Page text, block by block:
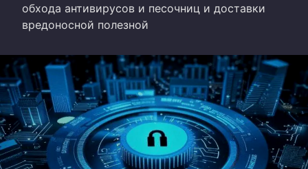
обхода антивирусов и песочниц и доставки
вредоносной полезной